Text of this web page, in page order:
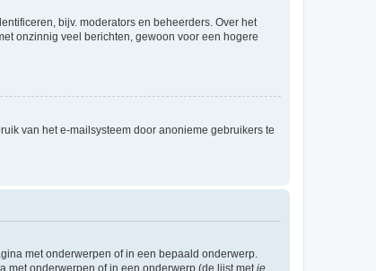
bijv. moderators en beheerders. Over het
onzinnig veel berichten, gewoon voor een hogere
van het e-mailsysteem door anonieme gebruikers te
met onderwerpen of in een bepaald onderwerp.
met onderwerpen of in een onderwerp (de lijst met je